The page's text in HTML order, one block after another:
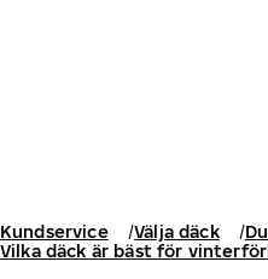
Kundservice Välja däck
Vilka däck är bäst för